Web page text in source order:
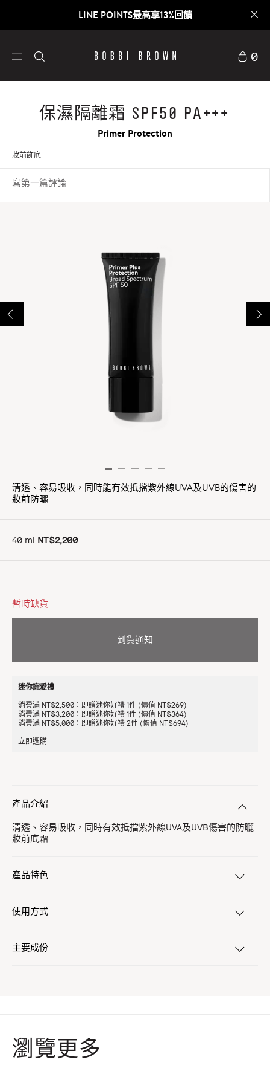
LINE POINTS最高享13%回饋
0
保濕隔離霜 SPF50 PA+++
Primer Protection
妝前飾底
寫第一篇評論
清透、容易吸收，同時能有效抵擋紫外線UVA及UVB的傷害的
妝前防曬
40 ml NT$2,200
暫時缺貨
到貨通知
迷你寵愛禮
消費滿 NT$2,500：即贈迷你好禮 1件 (價值 NT$269)
消費滿 NT$3,200：即贈迷你好禮 1件 (價值 NT$364)
消費滿 NT$5,000：即贈迷你好禮 2件 (價值 NT$694)
立即選購
產品介紹
清透、容易吸收，同時有效抵擋紫外線UVA及UVB傷害的防曬
妝前底霜
產品特色
使用方式
主要成份
瀏覽更多